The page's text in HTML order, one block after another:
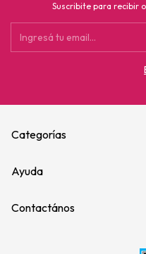
Suscribite para recibir
Categorías
Ayuda
Contactános